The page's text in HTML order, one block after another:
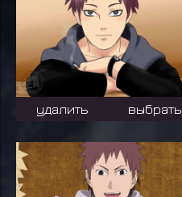
удалить выбрать